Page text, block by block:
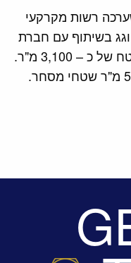
רשות מקרקעי
בשיתוף עם חברת
טופ במרחבי השרון בקרקע בשטח של כ – 3,100 מ"ר.